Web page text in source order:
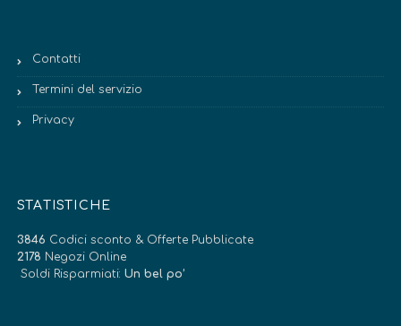
Contatti
Termini del servizio
Privacy
STATISTICHE
3846 Codici sconto & Offerte Pubblicate
2178 Negozi Online
Soldi Risparmiati: Un bel po’